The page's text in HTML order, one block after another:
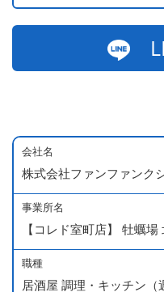
会社名
株式会社ファンファンク
事業所名
【コレド室町店】 牡蠣
職種
居酒屋 調理・キッチン